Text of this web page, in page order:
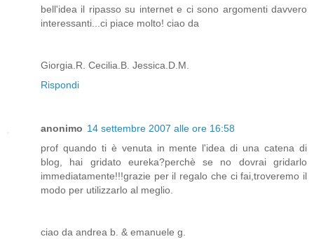
bell'idea il ripasso su internet e ci sono argomenti davvero
interessanti...ci piace molto! ciao da
Giorgia.R. Cecilia.B. Jessica.D.M.
Rispondi
anonimo 14 settembre 2007 alle ore 16:58
prof quando ti è venuta in mente l'idea di una catena di
blog, hai gridato eureka?perchè se no dovrai gridarlo
immediatamente!!!grazie per il regalo che ci fai,troveremo il
modo per utilizzarlo al meglio.
ciao da andrea b. & emanuele g.